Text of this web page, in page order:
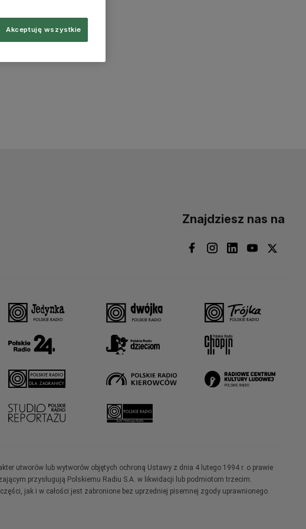
Znajdziesz nas na
utworów lub wytworów objętych ochroną Ustawy z dnia 4 lutego 1994 r. o prawie
przysługują Polskiemu Radiu S.A. w likwidacji lub podmiotom trzecim.
jak i w całości jest zabronione bez uprzedniej pisemnej zgody uprawnionego.
Akceptuję wszystkie